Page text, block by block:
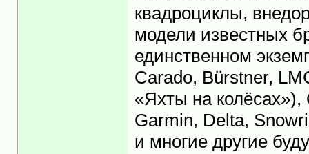
квадроциклы,
модели известных
единственном
Carado, Bürstner,
«Яхты на
Garmin, Delta,
и многие другие